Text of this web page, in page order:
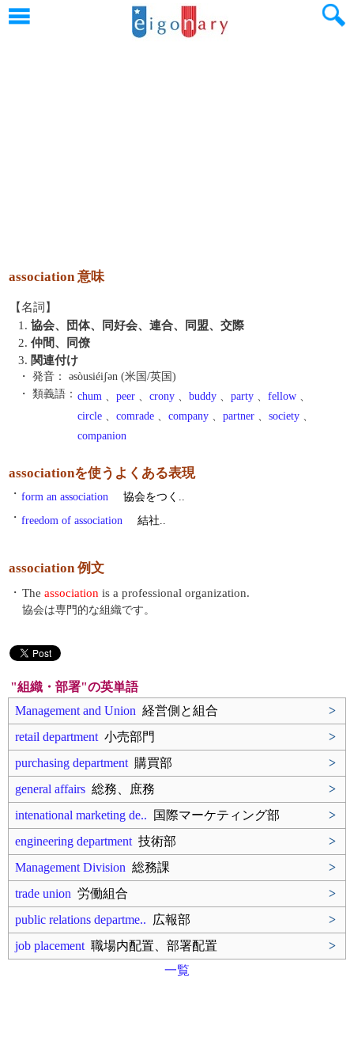
association 意味
【名詞】
1. 協会、団体、同好会、連合、同盟、交際
2. 仲間、同僚
3. 関連付け
・ 発音：
əsòusiéiʃən (米国/英国)
・ 類義語： chum 、 peer 、 crony 、 buddy 、 party 、 fellow 、
circle 、 comrade 、 company 、 partner 、 society 、
companion
associationを使うよくある表現
・ form an association
協会をつく..
・ freedom of association 結社..
association 例文
・ The association is a professional organization.
協会は専門的な組織です。
"組織・部署"の英単語
Management and Union 経営側と組合
>
retail department 小売部門
>
purchasing department 購買部
>
general affairs 総務、庶務
>
intenational marketing de.. 国際マーケティング部
>
engineering department 技術部
>
Management Division 総務課
>
trade union 労働組合
>
public relations departme.. 広報部
>
job placement 職場内配置、部署配置
>
一覧